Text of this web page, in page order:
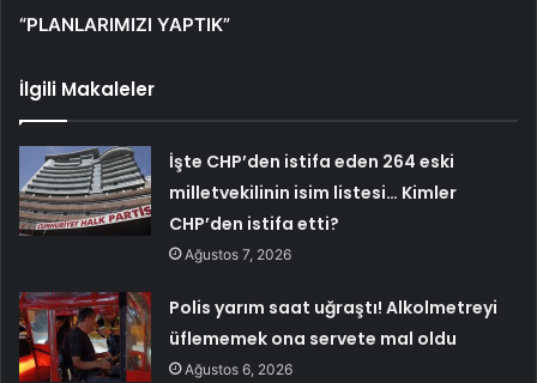
“PLANLARIMIZI YAPTIK”
İlgili Makaleler
İşte CHP’den istifa eden 264 eski
milletvekilinin isim listesi… Kimler
CHP’den istifa etti?
Ağustos 7, 2026
Polis yarım saat uğraştı! Alkolmetreyi
üflememek ona servete mal oldu
Ağustos 6, 2026